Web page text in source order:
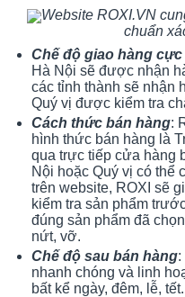
Website ROXI.VN
chuẩn
Chế độ giao hàng
Hà Nội sẽ được nhận
các tỉnh thành sẽ nhận
Quý vị được kiểm tra
Cách thức bán hàng:
hình thức bán hàng là
qua trực tiếp cửa hàng
Nội hoặc Quý vị có thể
trên website, ROXI sẽ
kiểm tra sản phẩm
đúng sản phẩm đã
nứt, vỡ.
Chế độ sau bán hàng:
nhanh chóng và linh
bất kể ngày, đêm, lễ, tết.